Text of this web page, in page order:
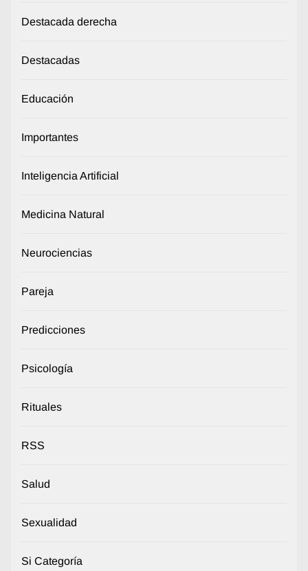
Destacada derecha
Destacadas
Educación
Importantes
Inteligencia Artificial
Medicina Natural
Neurociencias
Pareja
Predicciones
Psicología
Rituales
RSS
Salud
Sexualidad
Si Categoría